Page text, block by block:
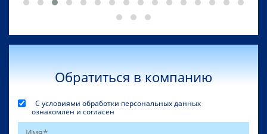
Обратиться в компанию
С условиями обработки персональных данных
ознакомлен и согласен